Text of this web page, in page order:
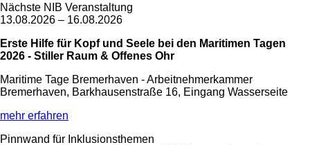
Nächste NIB Veranstaltung
13.08.2026 – 16.08.2026
Erste Hilfe für Kopf und Seele bei den Maritimen Tagen
2026 - Stiller Raum & Offenes Ohr
Maritime Tage Bremerhaven - Arbeitnehmerkammer
Bremerhaven, Barkhausenstraße 16, Eingang Wasserseite
mehr erfahren
Pinnwand für Inklusionsthemen